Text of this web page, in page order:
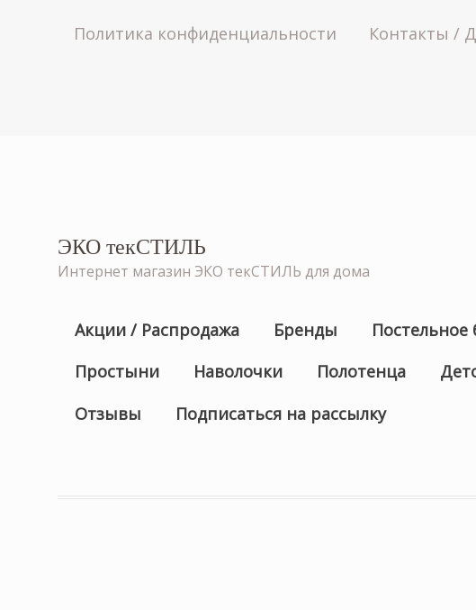
Политика конфиденциальности Контакты /
ЭКО текСТИЛЬ
Интернет магазин ЭКО текСТИЛЬ для дома
Акции / Распродажа Бренды Постельное
Простыни
Наволочки Полотенца
Отзывы
Подписаться на рассылку